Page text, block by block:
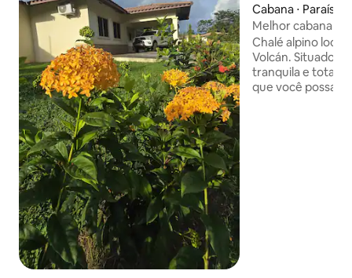
Cabana ⋅ Paraíso
Melhor cabana
incrível
Chalé alpino
Volcán. Situado
tranquila e
que você possa